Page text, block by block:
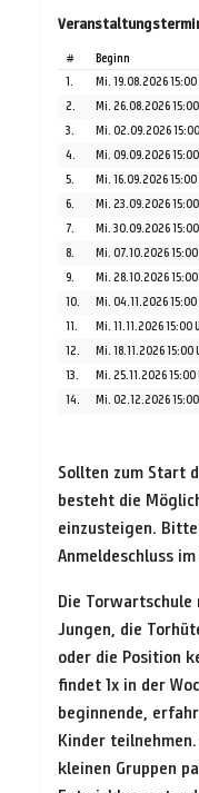
# Beginn
1.
Mi. 19.08.2026 15:00
2.
Mi. 26.08.2026
3.
Mi. 02.09.2026
4.
Mi. 09.09.2026
5.
Mi. 16.09.2026 15:00
6.
Mi. 23.09.2026
7.
Mi. 30.09.2026
8.
Mi. 07.10.2026
9.
Mi. 28.10.2026
10.
Mi. 04.11.2026 15:00
11.
Mi. 11.11.2026 15:00
12.
Mi. 18.11.2026 15:00
13.
Mi. 25.11.2026 15:00
14.
Mi. 02.12.2026
Sollten zum Start
besteht die
einzusteigen.
Anmeldeschluss
Die Torwartschule
Jungen, die
oder die Position
findet 1x in der
beginnende,
Kinder
kleinen Gruppen